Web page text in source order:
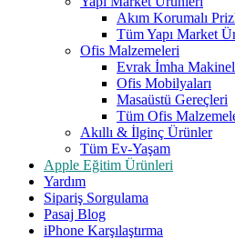
Akım Korumalı
Tüm Yapı Market
Ofis Malzemeleri
Evrak İmha
Ofis Mobilyaları
Masaüstü Gereçleri
Tüm Ofis
Akıllı & İlginç Ürünler
Tüm Ev-Yaşam
Apple Eğitim Ürünleri
Yardım
Sipariş Sorgulama
Pasaj Blog
iPhone Karşılaştırma